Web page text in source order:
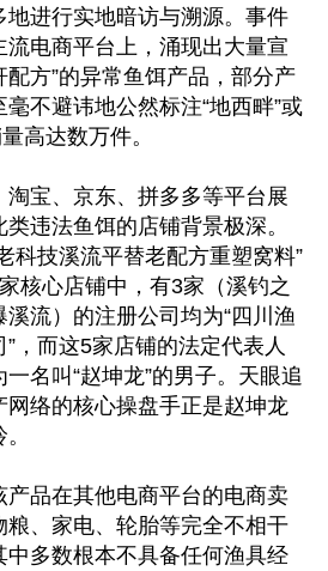
地进行实地暗访与溯源。事件
流电商平台上，涌现出大量宣
配方”的异常鱼饵产品，部分产
不避讳地公然标注“地西畔”或
高达数万件。
宝、京东、拼多多等平台展
违法鱼饵的店铺背景极深。
科技溪流平替老配方重塑窝料”
核心店铺中，有3家（溪钓之
流）的注册公司均为“四川渔
，而这5家店铺的法定代表人
名叫“赵坤龙”的男子。天眼追
络的核心操盘手正是赵坤龙
产品在其他电商平台的电商卖
粮、家电、轮胎等完全不相干
中多数根本不具备任何渔具经